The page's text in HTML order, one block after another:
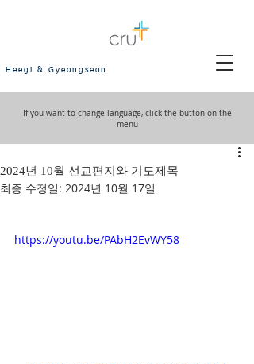
Heegi & Gyeongseon
If you want to change language, click the button on the
menu
2024년 10월 선교편지와 기도제목
최종 수정일: 2024년 10월 17일
https://youtu.be/PAbH2EvWY58